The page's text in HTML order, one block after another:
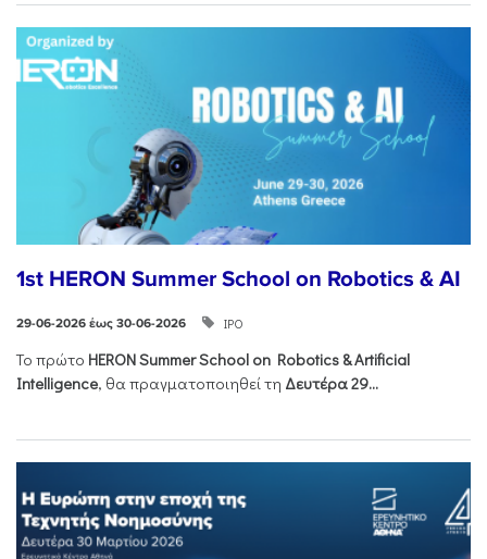
1st HERON Summer School on Robotics & AI
29-06-2026 έως 30-06-2026 ΙΡΟ
Το πρώτο HERONSummerSchool on Robotics &Artificial
Intelligence, θα πραγματοποιηθεί τη Δευτέρα 29...